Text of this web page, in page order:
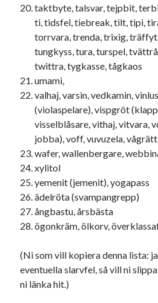
taktbyte, talsvar, tejpbit,
ti, tidsfel, tiebreak, tilt, tipi,
torrvara, trenda, trixig,
tungkyss, tura, turspel,
twittra, tygkasse, tågkaos
umami,
valhaj, varsin, vedkamin,
(violaspelare), vispgröt
visselblåsare, vithaj, vitvara,
jobba), voff, vuvuzela, vågrätt
wafer, wallenbergare,
xylitol
yemenit (jemenit), yogapass
ädelröta (svampangrepp)
ångbastu, årsbästa
ögonkräm, ölkorv,
(Ni som vill kopiera denna lista:
eventuella slarvfel, så vill ni
ni länka hit.)